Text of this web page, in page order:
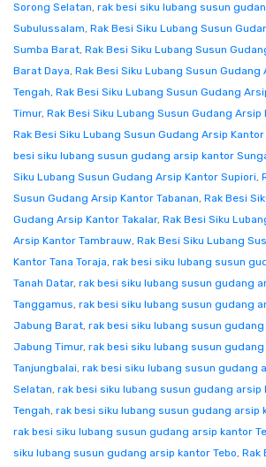
Sorong Selatan, rak besi siku lubang susun
Subulussalam, Rak Besi Siku Lubang Susun
Sumba Barat, Rak Besi Siku Lubang Susun
Barat Daya, Rak Besi Siku Lubang Susun Gudang
Tengah, Rak Besi Siku Lubang Susun Gudang
Timur, Rak Besi Siku Lubang Susun Gudang Arsip
Rak Besi Siku Lubang Susun Gudang Arsip
besi siku lubang susun gudang arsip kantor
Siku Lubang Susun Gudang Arsip Kantor Supiori,
Susun Gudang Arsip Kantor Tabanan, Rak Besi
Gudang Arsip Kantor Takalar, Rak Besi Siku
Arsip Kantor Tambrauw, Rak Besi Siku Lubang
Kantor Tana Toraja, rak besi siku lubang susun
Tanah Datar, rak besi siku lubang susun gudang
Tanggamus, rak besi siku lubang susun gudang
Jabung Barat, rak besi siku lubang susun
Jabung Timur, rak besi siku lubang susun
Tanjungbalai, rak besi siku lubang susun gudang
Selatan, rak besi siku lubang susun gudang arsip
Tengah, rak besi siku lubang susun gudang arsip
rak besi siku lubang susun gudang arsip kantor
siku lubang susun gudang arsip kantor Tebo, Rak